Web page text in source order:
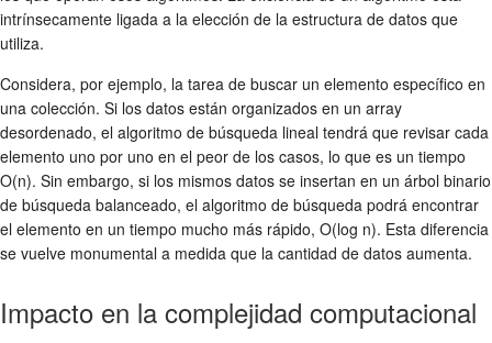
intrínsecamente ligada a la elección de la estructura de datos que
utiliza.
Considera, por ejemplo, la tarea de buscar un elemento específico en
una colección. Si los datos están organizados en un array
desordenado, el algoritmo de búsqueda lineal tendrá que revisar cada
elemento uno por uno en el peor de los casos, lo que es un tiempo
O(n). Sin embargo, si los mismos datos se insertan en un árbol binario
de búsqueda balanceado, el algoritmo de búsqueda podrá encontrar
el elemento en un tiempo mucho más rápido, O(log n). Esta diferencia
se vuelve monumental a medida que la cantidad de datos aumenta.
Impacto en la complejidad computacional